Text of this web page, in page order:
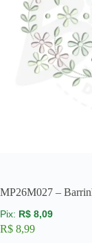
MP26M027 –
R$ 8,09
R$ 8,99